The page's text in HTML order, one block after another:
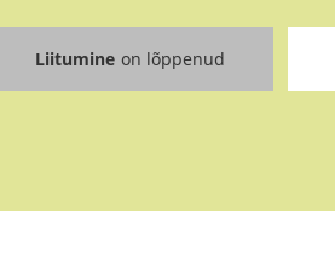
Liitumine on lõppenud